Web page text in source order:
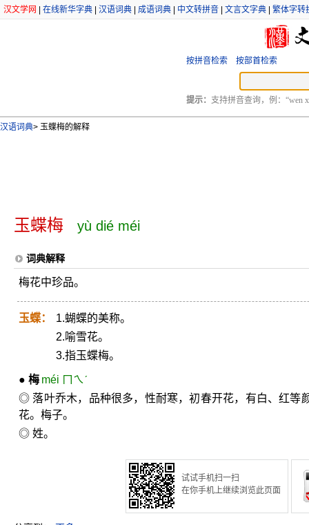
汉文学网 在线新华字典 汉语词典 成语词典 中文转拼音 文言文字典 繁体字转
按拼音检索 按部首检索
提示： 支持拼音查询，例：“wen
汉语词典> 玉蝶梅的解释
玉蝶梅 yù dié méi
词典解释
梅花中珍品。
玉蝶：
1.蝴蝶的美称。
2.喻雪花。
3.指玉蝶梅。
● 梅 méi ㄇㄟˊ
◎ 落叶乔木，品种很多，性耐寒，初春开花，有白、红等
花。梅子。
◎ 姓。
试试手机扫一扫
在你手机上继续浏览此页面